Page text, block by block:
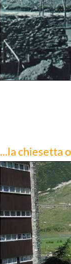
...la chiesetta